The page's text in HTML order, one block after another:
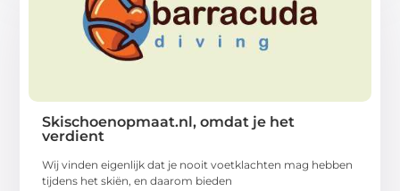
Skischoenopmaat.nl, omdat je het
verdient
Wij vinden eigenlijk dat je nooit voetklachten mag hebben
tijdens het skiën, en daarom bieden